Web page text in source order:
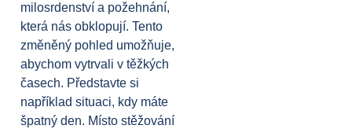
milosrdenství a požehnání,
která nás obklopují. Tento
změněný pohled umožňuje,
abychom vytrvali v těžkých
časech. Představte si
například situaci, kdy máte
špatný den. Místo stěžování